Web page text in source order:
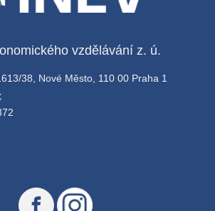
vzdělávání z. ú.
38, Nové Město, 110 00 Praha 1